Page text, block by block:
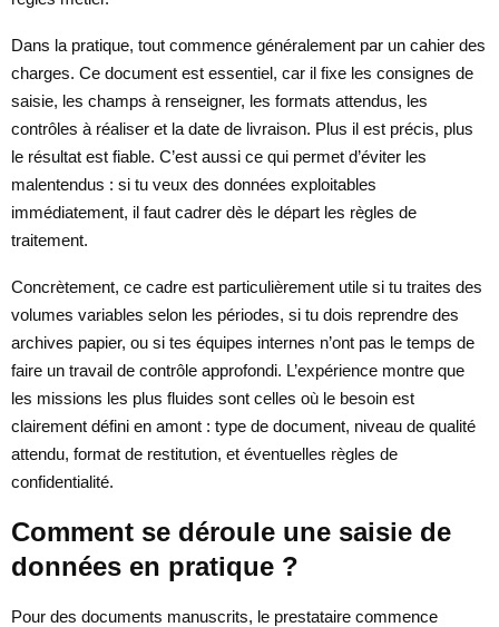
Dans la pratique, tout commence généralement par un cahier des
charges. Ce document est essentiel, car il fixe les consignes de
saisie, les champs à renseigner, les formats attendus, les
contrôles à réaliser et la date de livraison. Plus il est précis, plus
le résultat est fiable. C’est aussi ce qui permet d’éviter les
malentendus : si tu veux des données exploitables
immédiatement, il faut cadrer dès le départ les règles de
traitement.
Concrètement, ce cadre est particulièrement utile si tu traites des
volumes variables selon les périodes, si tu dois reprendre des
archives papier, ou si tes équipes internes n’ont pas le temps de
faire un travail de contrôle approfondi. L’expérience montre que
les missions les plus fluides sont celles où le besoin est
clairement défini en amont : type de document, niveau de qualité
attendu, format de restitution, et éventuelles règles de
confidentialité.
Comment se déroule une saisie de
données en pratique ?
Pour des documents manuscrits, le prestataire commence